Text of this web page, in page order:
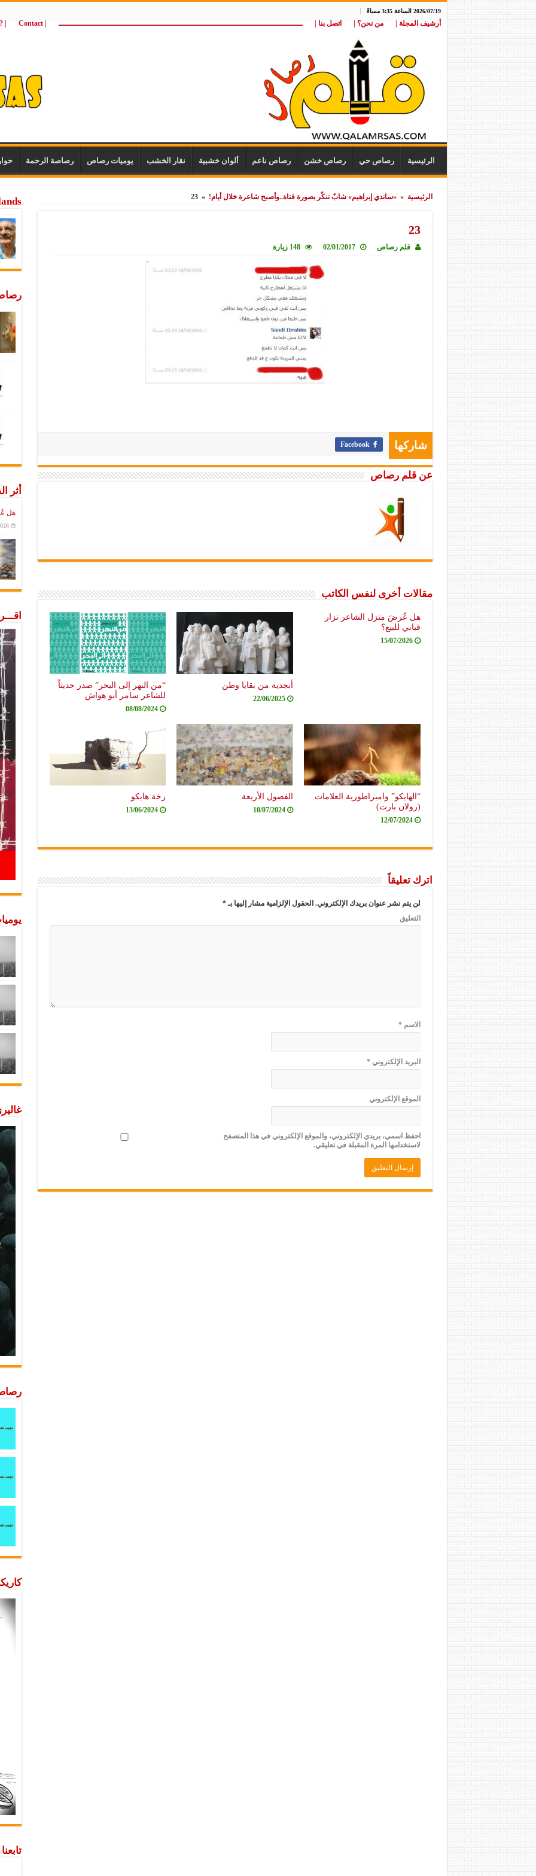
2026/07/19 الساعة 3:35 مساءً
أرشيف المجلة | من نحن؟ | اتصل بنا | ــــــــــــــــــــــــــــــــــــــــــــــــــــــــــــــــــــــــــــــــــــــــــــــــــــــ | Contact
wij
الرئيسية رصاص حي رصاص خشن رصاص ناعم ألوان خشبية نقار الخشب يوميات رصاص رصاصة الرحمة
الرئيسية » «ساندي إبراهيم» شابٌ تنكّر بصورة فتاة..وأصبح شاعرة خلال أيام! »
23
23
قلم رصاص 02/01/2017 148 زيارة
شاركها Facebook
عن قلم رصاص
مقالات أخرى لنفس الكاتب
هل عُرضَ منزل الشاعر نزار
قباني للبيع؟
15/07/2026
أبجدية من بقايا وطن
22/06/2025
“من النهر إلى البحر” صدر حديثاً
للشاعر سامر أبو هواش
08/08/2024
“الهايكو” وامبراطورية العلامات
(رولان بارت)
12/07/2024
الفصول الأربعة
10/07/2024
زخة هايكو
13/06/2024
اترك تعليقاً
لن يتم نشر عنوان بريدك الإلكتروني. الحقول الإلزامية مشار إليها بـ*
التعليق
الاسم*
البريد الإلكتروني*
الموقع الإلكتروني
احفظ اسمي، بريدي الإلكتروني، والموقع الإلكتروني في هذا المتصفح
لاستخدامها المرة المقبلة في تعليقي.
أثر
هل